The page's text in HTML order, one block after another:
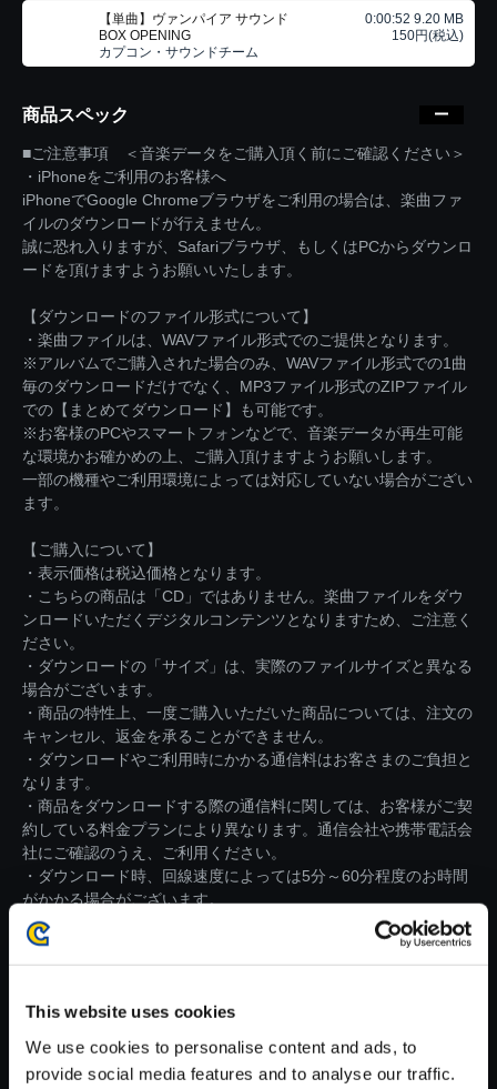
This website uses cookies
We use cookies to personalise content and ads, to
provide social media features and to analyse our traffic.
【単曲】ヴァンパイア サウンド
BOX OPENING
カプコン・サウンドチーム
0:00:52 9.20 MB
150円(税込)
商品スペック
■ご注意事項 ＜音楽データをご購入頂く前にご確認ください＞
・iPhoneをご利用のお客様へ
iPhoneでGoogle Chromeブラウザをご利用の場合は、楽曲ファ
イルのダウンロードが行えません。
誠に恐れ入りますが、Safariブラウザ、もしくはPCからダウンロ
ードを頂けますようお願いいたします。
【ダウンロードのファイル形式について】
・楽曲ファイルは、WAVファイル形式でのご提供となります。
※アルバムでご購入された場合のみ、WAVファイル形式での1曲
毎のダウンロードだけでなく、MP3ファイル形式のZIPファイル
での【まとめてダウンロード】も可能です。
※お客様のPCやスマートフォンなどで、音楽データが再生可能
な環境かお確かめの上、ご購入頂けますようお願いします。
一部の機種やご利用環境によっては対応していない場合がござい
ます。
【ご購入について】
・表示価格は税込価格となります。
・こちらの商品は「CD」ではありません。楽曲ファイルをダウ
ンロードいただくデジタルコンテンツとなりますため、ご注意く
ださい。
・ダウンロードの「サイズ」は、実際のファイルサイズと異なる
場合がございます。
・商品の特性上、一度ご購入いただいた商品については、注文の
キャンセル、返金を承ることができません。
・ダウンロードやご利用時にかかる通信料はお客さまのご負担と
なります。
・商品をダウンロードする際の通信料に関しては、お客様がご契
約している料金プランにより異なります。通信会社や携帯電話会
社にご確認のうえ、ご利用ください。
・ダウンロード時、回線速度によっては5分～60分程度のお時間
がかかる場合がございます。
※ご購入いただいたファイルのダウンロードの際には、通信環境
が安定しているWifi環境でお試しください。